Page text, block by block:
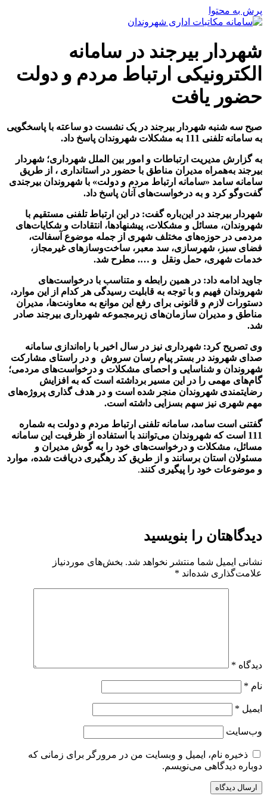
پرش به محتوا
شهردار بیرجند در سامانه
الکترونیکی ارتباط مردم و دولت
حضور یافت
صبح سه شنبه شهردار بیرجند در یک نشست دو ساعته با پاسخگویی
به سامانه تلفنی 111 به مشکلات شهروندان پاسخ داد.
به گزارش مدیریت ارتباطات و امور بین الملل شهرداری؛ شهردار
بیرجند به‌همراه مدیران مناطق با حضور در استانداری ، از طریق
سامانه سامد «سامانه ارتباط مردم و دولت» با شهروندان بیرجندی
گفت‌وگو کرد و به درخواست‌های آنان پاسخ داد.
شهردار بیرجند در این‌باره گفت: در این ارتباط تلفنی مستقیم با
شهروندان، مسائل و مشکلات، پیشنهادها، انتقادات و شکایات‌های
مردمی در حوزه‌های مختلف شهری از جمله موضوع آسفالت،
فضای سبز، شهرسازی، سد معبر، ساخت‌وسازهای غیرمجاز،
خدمات شهری، حمل ونقل و …. مطرح شد.
جاوید ادامه داد: در همین رابطه و متناسب با درخواست‌های
شهروندان فهیم و با توجه به قابلیت رسیدگی هر کدام از این موارد،
دستورات لازم و قانونی برای رفع این موانع به معاونت‌ها، مدیران
مناطق و مدیران سازمان‌های زیرمجموعه شهرداری بیرجند صادر
شد.
وی تصریح کرد: شهرداری نیز در سال‌ اخیر با راه‌اندازی سامانه
صدای شهروند در بستر پیام رسان سروش و در راستای مشارکت
شهروندان و شناسایی و احصای مشکلات و درخواست‌های مردمی‌؛
گام‌های مهمی را در این مسیر برداشته است که به افزایش
رضایتمندی شهروندان منجر شده است و در هدف گذاری پروژه‌های
مهم شهری نیز سهم بسزایی داشته است.
گفتنی است سامد، سامانه تلفنی ارتباط مردم و دولت به شماره
111 است که شهروندان می‌توانند با استفاده از ظرفیت این سامانه
مسائل، مشکلات و درخواست‌های خود را به گوش مدیران و
مسئولان استان برسانند و از طریق کد رهگیری دریافت شده، موارد
و موضوعات خود را پیگیری کنند.
دیدگاهتان را بنویسید
نشانی ایمیل شما منتشر نخواهد شد. بخش‌های موردنیاز
علامت‌گذاری شده‌اند *
دیدگاه *
نام *
ایمیل *
وب‌سایت
ذخیره نام، ایمیل و وبسایت من در مرورگر برای زمانی که
دوباره دیدگاهی می‌نویسم.